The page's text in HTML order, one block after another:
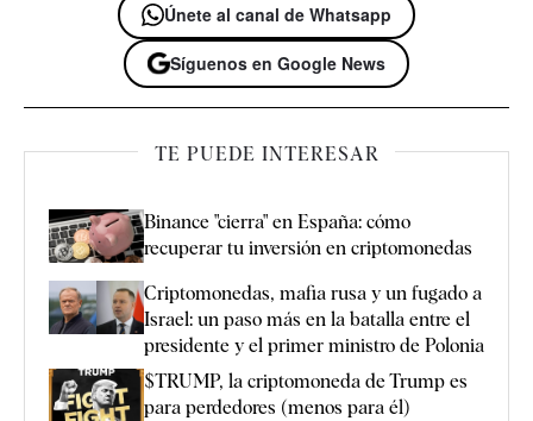
Únete al canal de Whatsapp
Síguenos en Google News
TE PUEDE INTERESAR
Binance "cierra" en España: cómo
recuperar tu inversión en criptomonedas
Criptomonedas, mafia rusa y un fugado a
Israel: un paso más en la batalla entre el
presidente y el primer ministro de Polonia
$TRUMP, la criptomoneda de Trump es
para perdedores (menos para él)